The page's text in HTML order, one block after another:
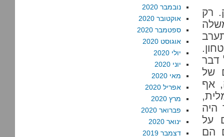
רק
דבר
של
אף
היה
על
הם
נובמבר 2020
אוקטובר 2020
ספטמבר 2020
אוגוסט 2020
יולי 2020
יוני 2020
מאי 2020
אפריל 2020
מרץ 2020
פברואר 2020
ינואר 2020
דצמבר 2019